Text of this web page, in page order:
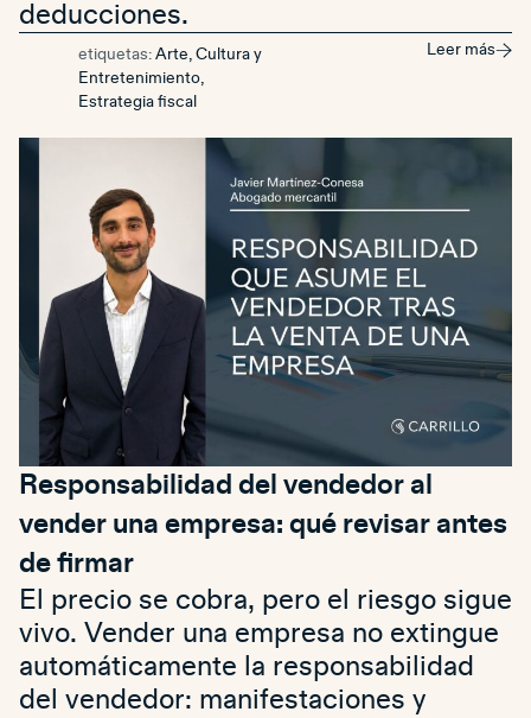
deducciones.
etiquetas: Arte, Cultura y
Entretenimiento,
Estrategia fiscal
Leer más
Responsabilidad del vendedor al
vender una empresa: qué revisar antes
de firmar
El precio se cobra, pero el riesgo sigue
vivo. Vender una empresa no extingue
automáticamente la responsabilidad
del vendedor: manifestaciones y